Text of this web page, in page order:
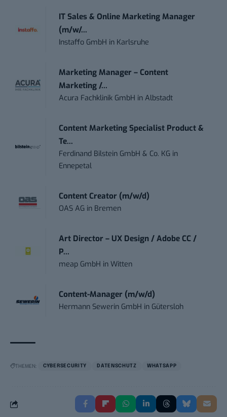
IT Sales & Online Marketing Manager
(m/w/...
Instaffo GmbH in Karlsruhe
Marketing Manager – Content
Marketing /...
Acura Fachklinik GmbH inAlbstadt
Content Marketing Specialist Product &
Te...
Ferdinand Bilstein GmbH & Co. KG in
Ennepetal
Content Creator (m/w/d)
OAS AG in Bremen
Art Director – UX Design / Adobe CC /
P...
meap GmbH inWitten
Content-Manager (m/w/d)
Hermann Sewerin GmbH in Gütersloh
THEMEN: CYBERSECURITY DATENSCHUTZ WHATSAPP